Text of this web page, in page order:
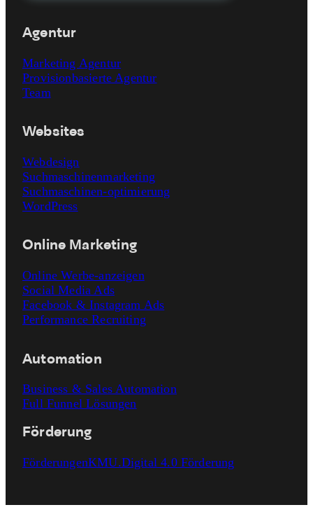
Agentur
Marketing Agentur
Provisionbasierte Agentur
Team
Websites
Webdesign
Suchmaschinenmarketing
Suchmaschinen-optimierung
WordPress
Online Marketing
Online Werbe-anzeigen
Social Media Ads
Facebook & Instagram Ads
Performance Recruiting
Automation
Business & Sales Automation
Full Funnel Lösungen
Förderung
FörderungenKMU.Digital 4.0 Förderung